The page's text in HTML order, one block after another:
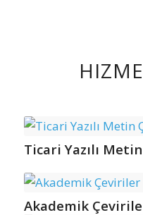
Ticari Yazılı
Akademik